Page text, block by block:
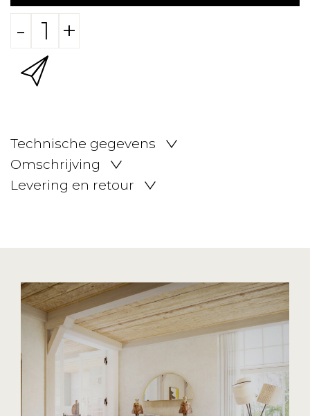
- +
Technische gegevens
Omschrijving
Levering en retour